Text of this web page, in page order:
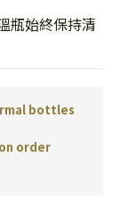
瓶始終保持清
bottles
order